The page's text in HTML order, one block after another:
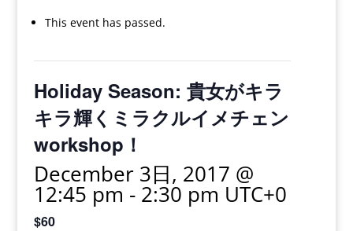
This event has passed.
Holiday Season: 貴女がキラ
キラ輝くミラクルイメチェン
workshop！
December 3日, 2017 @
12:45 pm - 2:30 pm UTC+0
$60